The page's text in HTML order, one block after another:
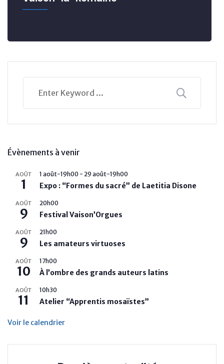
Évènements à venir
AOÛT
1
1 août-19h00 - 29 août-19h00
Expo : “Formes du sacré” de Laetitia Disone
AOÛT
9
20h00
Festival Vaison’Orgues
AOÛT
9
21h00
Les amateurs virtuoses
AOÛT
10
17h00
À l’ombre des grands auteurs latins
AOÛT
11
10h30
Atelier “Apprentis mosaïstes”
Voir le calendrier